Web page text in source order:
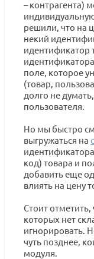
– контрагента)
решили, что на
некий
идентификатор
поле, которое
(товар,
долго не
пользователя.
Но мы быстро
выгружаться на
код) товара и
добавить еще
влиять на цену
Стоит
которых нет
игнорировать.
чуть позднее,
модуля.